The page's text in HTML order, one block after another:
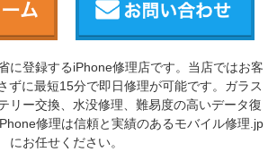
に登録するiPhone修理店です。当店ではお客
ずに最短15分で即日修理が可能です。ガラス
リー交換、水没修理、難易度の高いデータ復
修理は信頼と実績のあるモバイル修理.jp
にお任せください。